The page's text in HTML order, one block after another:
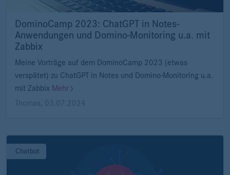
DominoCamp 2023: ChatGPT in Notes-
Anwendungen und Domino-Monitoring u.a. mit
Zabbix
Meine Vorträge auf dem DominoCamp 2023 (etwas
verspätet) zu ChatGPT in Notes und Domino-Monitoring u.a.
mit Zabbix Mehr
Thomas
03.07.2024
Chatbot